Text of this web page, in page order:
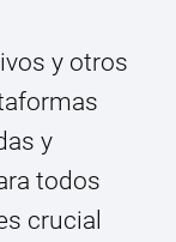
y otros
y
todos
crucial